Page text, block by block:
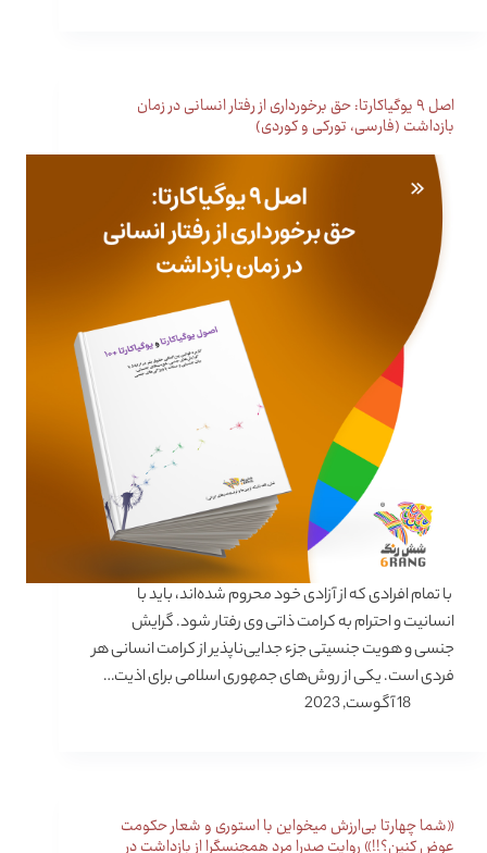
اصل ۹ یوگیاکارتا: حق برخورداری از رفتار انسانی در زمان
بازداشت (فارسی، تورکی و کوردی)
با تمام افرادی که از آزادی خود محروم شده‌اند، باید با
انسانیت و احترام به کرامت ذاتی وی رفتار شود. گرایش
جنسی و هویت جنسیتی جزء جدایی‌ناپذیر از کرامت انسانی هر
فردی است. یکی از روش‌های جمهوری اسلامی برای اذیت…
18 آگوست, 2023
«شما چهارتا بی‌ارزش میخواین با استوری و شعار حکومت